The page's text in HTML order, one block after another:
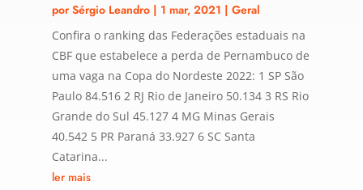
porSérgio Leandro| 1 mar, 2021 | Geral
Confira o ranking das Federações estaduais na
CBF que estabelece a perda de Pernambuco de
uma vaga na Copa do Nordeste 2022: 1 SP São
Paulo 84.516 2 RJ Rio de Janeiro 50.134 3 RS Rio
Grande do Sul 45.127 4 MG Minas Gerais
40.542 5 PR Paraná 33.927 6 SC Santa
Catarina...
ler mais